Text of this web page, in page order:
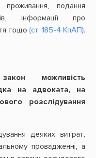
проживання, подання
інформації про
тощо (ст. 185-4 КпАП).
можливість
на адвоката, на
розслідування
деяких витрат,
провадженні, а